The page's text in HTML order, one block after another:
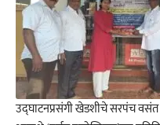
उद्घाटनप्रसंगी खेडशीचे सरपंच वसंत